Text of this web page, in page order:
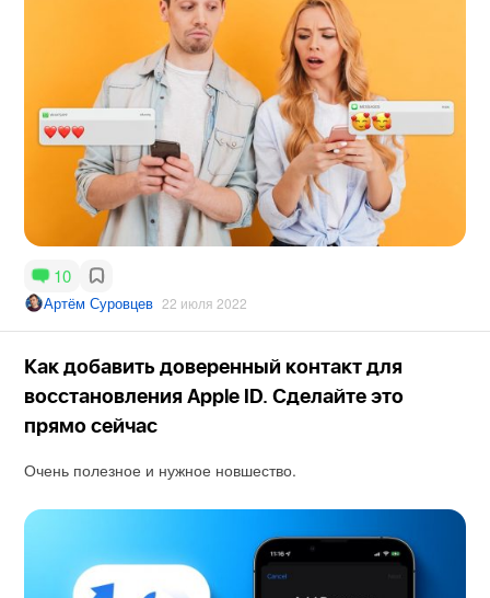
10
Артём Суровцев 22 июля 2022
Как добавить доверенный контакт для
восстановления Apple ID. Сделайте это
прямо сейчас
Очень полезное и нужное новшество.